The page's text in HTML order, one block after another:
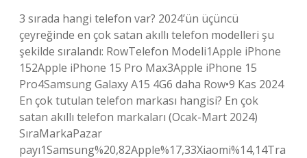
3 sırada hangi telefon var? 2024’ün üçüncü
çeyreğinde en çok satan akıllı telefon modelleri şu
şekilde sıralandı: RowTelefon Modeli1Apple iPhone
152Apple iPhone 15 Pro Max3Apple iPhone 15
Pro4Samsung Galaxy A15 4G6 daha Row•9 Kas 2024
En çok tutulan telefon markası hangisi? En çok
satan akıllı telefon markaları (Ocak-Mart 2024)
SıraMarkaPazar
payı1Samsung%20,82Apple%17,33Xiaomi%14,14Tra